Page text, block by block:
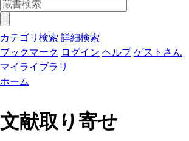
カテゴリ検索 詳細検索
ブックマーク ログイン ヘルプ ゲストさん
マイライブラリ
ホーム
文献取り寄せ